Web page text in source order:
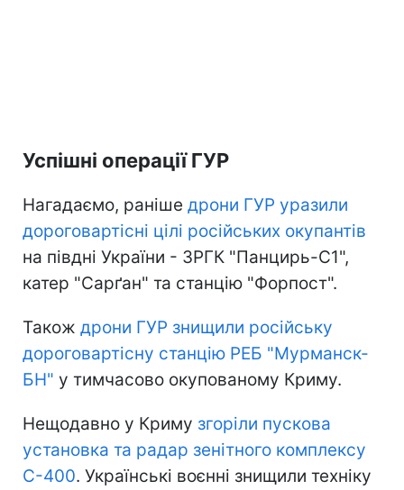
Успішні операції ГУР
Нагадаємо, раніше дрони ГУР уразили
дороговартісні цілі російських окупантів
на півдні України - ЗРГК "Панцирь-С1",
катер "Сарґан" та станцію "Форпост".
Також дрони ГУР знищили російську
дороговартісну станцію РЕБ "Мурманск-
БН" у тимчасово окупованому Криму.
Нещодавно у Криму згоріли пускова
установка та радар зенітного комплексу
С-400. Українські воєнні знищили техніку